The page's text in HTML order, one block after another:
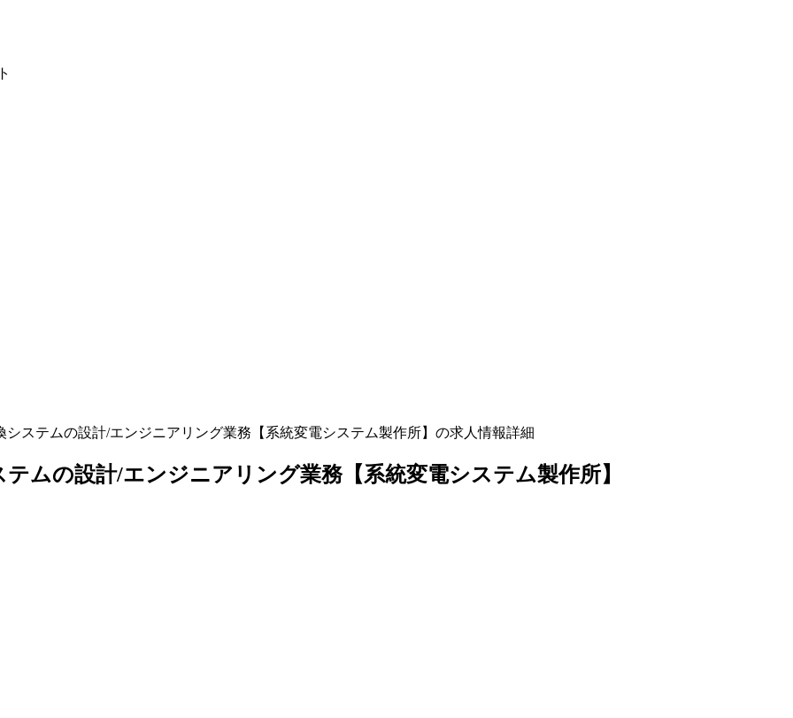
ステムの設計/エンジニアリング業務【系統変電システム製作所】の求人情報詳細
ムの設計/エンジニアリング業務【系統変電システム製作所】